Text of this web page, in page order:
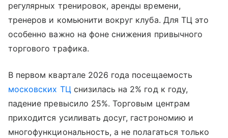
регулярных тренировок, аренды времени,
тренеров и комьюнити вокруг клуба. Для ТЦ это
особенно важно на фоне снижения привычного
торгового трафика.
В первом квартале 2026 года посещаемость
московских ТЦснизилась на 2% год к году,
падение превысило 25%. Торговым центрам
приходится усиливать досуг, гастрономию и
многофункциональность, а не полагаться только